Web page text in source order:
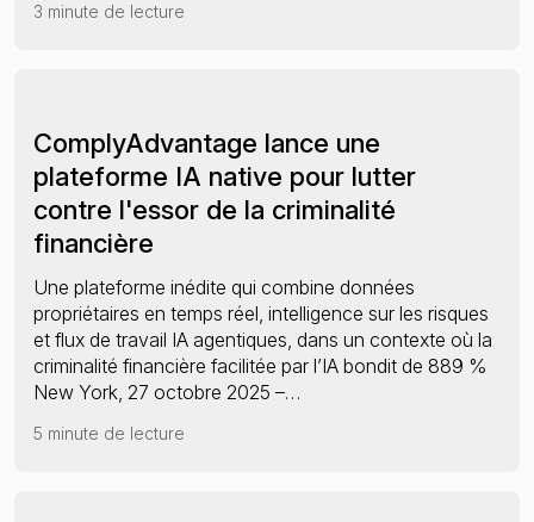
3 minute de lecture
ComplyAdvantage lance une
plateforme IA native pour lutter
contre l'essor de la criminalité
financière
Une plateforme inédite qui combine données
propriétaires en temps réel, intelligence sur les risques
et flux de travail IA agentiques, dans un contexte où la
criminalité financière facilitée par l’IA bondit de 889 %
New York, 27 octobre 2025 –…
5 minute de lecture